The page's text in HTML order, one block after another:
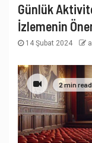
Günlük
İzlemenin
14 Şubat 2024
2 min read